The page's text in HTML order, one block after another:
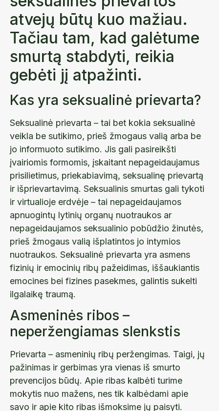
atvejų būtų kuo mažiau.
Tačiau tam, kad galėtume
smurtą stabdyti, reikia
gebėti jį atpažinti.
Kas yra seksualinė prievarta?
Seksualinė prievarta – tai bet kokia seksualinė
veikla be sutikimo, prieš žmogaus valią arba be
jo informuoto sutikimo. Jis gali pasireikšti
įvairiomis formomis, įskaitant nepageidaujamus
prisilietimus, priekabiavimą, seksualinę prievartą
ir išprievartavimą. Seksualinis smurtas gali tykoti
ir virtualioje erdvėje – tai nepageidaujamos
apnuogintų lytinių organų nuotraukos ar
nepageidaujamos seksualinio pobūdžio žinutės,
prieš žmogaus valią išplatintos jo intymios
nuotraukos. Seksualinė prievarta yra asmens
fizinių ir emocinių ribų pažeidimas, iššaukiantis
emocines bei fizines pasekmes, galintis sukelti
ilgalaikę traumą.
Asmeninės ribos –
neperžengiamas slenkstis
Prievarta – asmeninių ribų peržengimas. Taigi, jų
pažinimas ir gerbimas yra vienas iš smurto
prevencijos būdų. Apie ribas kalbėti turime
mokytis nuo mažens, nes tik kalbėdami apie
savo ir apie kito ribas išmoksime jų paisyti.